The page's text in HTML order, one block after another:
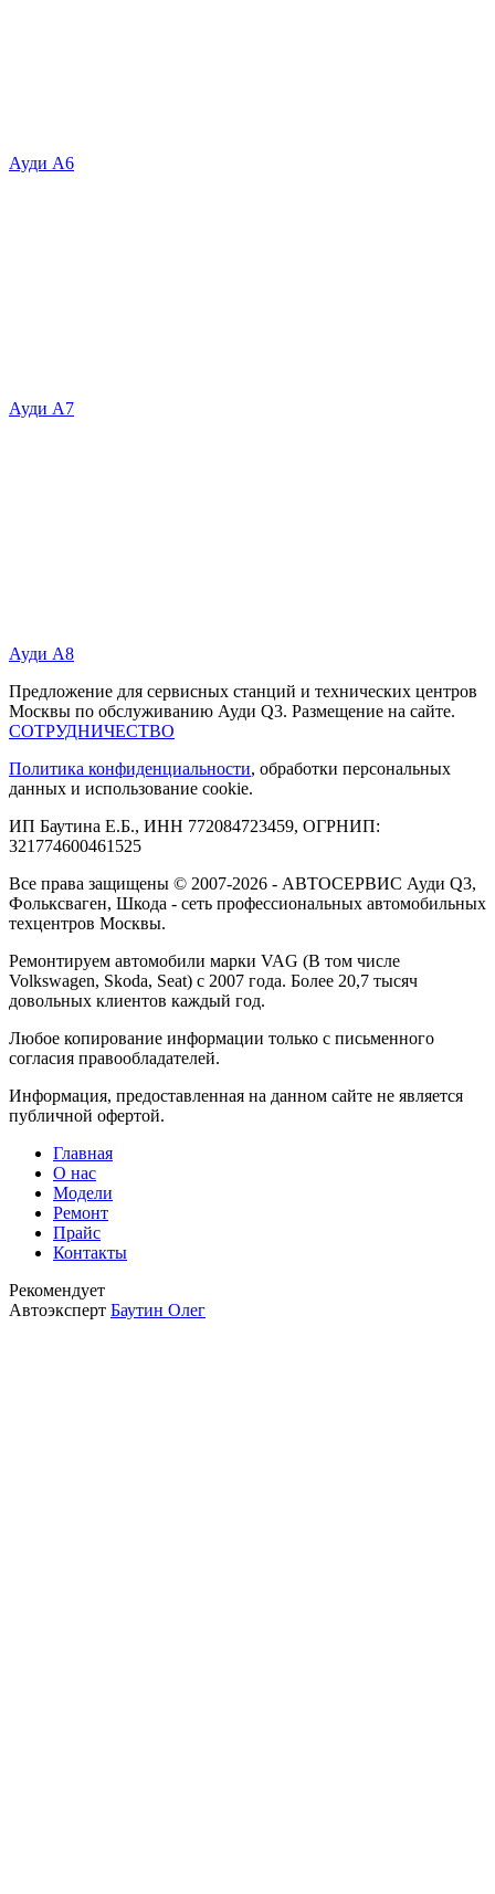
Ауди А6
Ауди А7
Ауди А8
Предложение для сервисных станций и технических центров
Москвы по обслуживанию Ауди Q3. Размещение на сайте.
СОТРУДНИЧЕСТВО
Политика конфиденциальности, обработки персональных
данных и использование cookie.
ИП Баутина Е.Б., ИНН 772084723459, ОГРНИП:
321774600461525
Все права защищены © 2007-2026 - АВТОСЕРВИС Ауди Q3,
Фольксваген, Шкода - сеть профессиональных автомобильных
техцентров Москвы.
Ремонтируем автомобили марки VAG (В том числе
Volkswagen, Skoda, Seat) с 2007 года. Более 20,7 тысяч
довольных клиентов каждый год.
Любое копирование информации только с письменного
согласия правообладателей.
Информация, предоставленная на данном сайте не является
публичной офертой.
Главная
О нас
Модели
Ремонт
Прайс
Контакты
Рекомендует
Автоэксперт Баутин Олег